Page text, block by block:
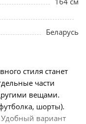
Беларусь
стиля станет
части
вещами.
шорты).
вариант